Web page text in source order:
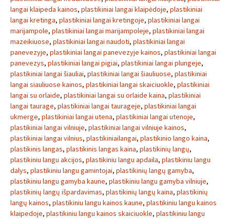
langai klaipeda kainos, plastikiniai langai klaipėdoje, plastikiniai
langai kretinga, plastikiniai langai kretingoje, plastikiniai langai
marijampole, plastikiniai langai marijampoleje, plastikiniai langai
mazeikiuose, plastikiniai langai naudoti, plastikiniai langai
panevezyje, plastikiniai langai panevezyje kainos, plastikiniai langai
panevezys, plastikiniai langai pigiai, plastikiniai langai plungeje,
plastikiniai langai šiauliai, plastikiniai langai šiauliuose, plastikiniai
langai siauliuose kainos, plastikiniai langai skaiciuokle, plastikiniai
langai su orlaide, plastikiniai langai su orlaide kaina, plastikiniai
langai taurage, plastikiniai langai taurageje, plastikiniai langai
ukmerge, plastikiniai langai utena, plastikiniai langai utenoje,
plastikiniai langai vilniuje, plastikiniai langai vilniuje kainos,
plastikiniai langai vilnius, plastikiniailangai, plastikinio lango kaina,
plastikinis langas, plastikinis langas kaina, plastikinių langų,
plastikiniu langu akcijos, plastikiniu langu apdaila, plastikiniu langu
dalys, plastikiniu langu gamintojai, plastikinių langų gamyba,
plastikiniu langu gamyba kaune, plastikiniu langu gamyba vilniuje,
plastikinių langų išpardavimas, plastikinių langų kaina, plastikinių
langų kainos, plastikiniu langu kainos kaune, plastikiniu langu kainos
klaipedoje, plastikiniu langu kainos skaiciuokle, plastikiniu langu